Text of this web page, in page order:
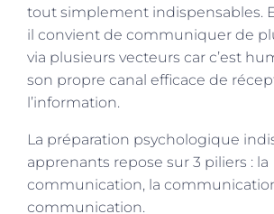
tout simplement indispensables.
il convient de communiquer de
via plusieurs vecteurs car c’est
son propre canal efficace de
l’information.
La préparation psychologique
apprenants repose sur 3 piliers : la
communication, la
communication.